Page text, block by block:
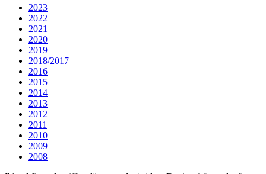
2023
2022
2021
2020
2019
2018/2017
2016
2015
2014
2013
2012
2011
2010
2009
2008